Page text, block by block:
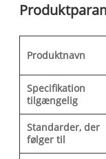
Produktnavn
Specifikation
tilgængelig
Standarder, der
følger til